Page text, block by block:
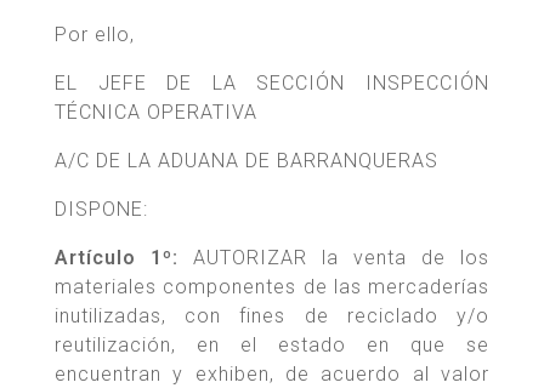
Por ello,
EL JEFE DE LA SECCIÓN INSPECCIÓN
TÉCNICA OPERATIVA
A/C DE LA ADUANA DE BARRANQUERAS
DISPONE:
Artículo 1º:
AUTORIZAR la venta de los
materiales componentes de las mercaderías
inutilizadas, con fines de reciclado y/o
reutilización, en el estado en que se
encuentran y exhiben, de acuerdo al valor